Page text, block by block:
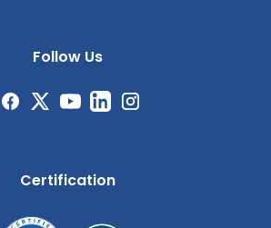
Follow Us
Certification